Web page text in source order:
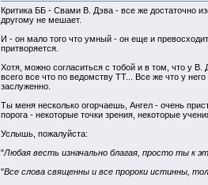
Критика ББ - Свами В. Дэва - все же достаточно
другому не мешает.
И - он мало того что умный - он еще и
притворяется.
Хотя, можно согласиться с тобой и в том, что у
всего все что по ведомству ТТ... Все же что у
заслуженно.
Ты меня несколько огорчаешь, Ангел - очень
порога - некоторые точки зрения, некоторые
Услышь, пожалуйста:
"Любая весть изначально благая, просто ты к
"Все слова священны и все пророки истинны,